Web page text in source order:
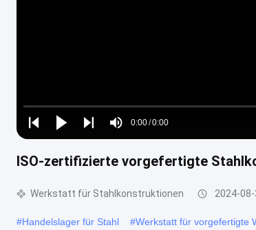
Play
Play
Play
Mute
Time
0:00/0:00
Loaded:
0%
ISO-zertifizierte vorgefertigte
Werkstatt für Stahlkonstruktionen 2024-08-
#Handelslager für Stahl #Werkstatt für vorgefertigte